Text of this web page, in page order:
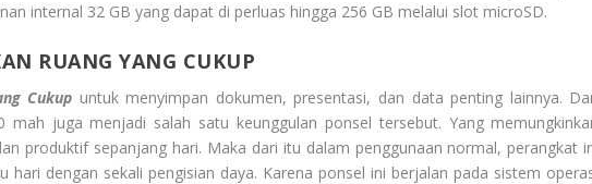
internal 32 GB yang dapat di perluas hingga 256 GB melalui slot microSD.
RUANG YANG CUKUP
Cukup untuk menyimpan dokumen, presentasi, dan data penting lainnya.
mah juga menjadi salah satu keunggulan ponsel tersebut. Yang
produktif sepanjang hari. Maka dari itu dalam penggunaan normal, perangkat
hari dengan sekali pengisian daya. Karena ponsel ini berjalan pada sistem